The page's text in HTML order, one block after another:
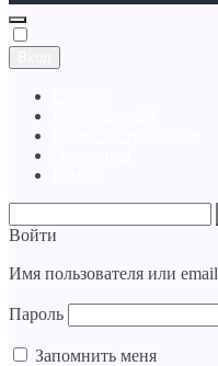
Войти
Имя пользователя или email
Пароль
Запомнить меня